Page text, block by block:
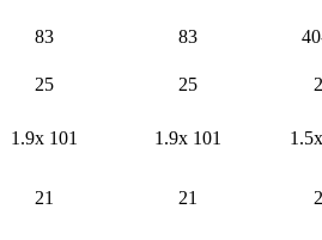
83 83
25 25
1.9x 101 1.9x 101
21 21